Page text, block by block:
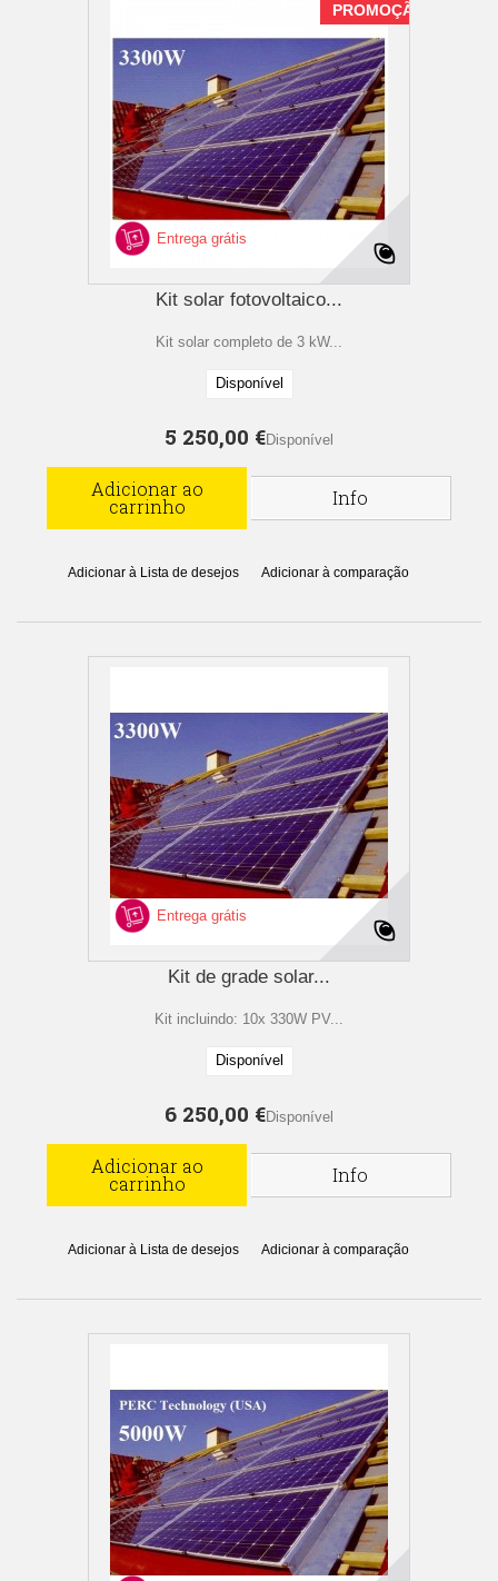
Entrega grátis
PROMOÇÃO
Kit solar fotovoltaico...
Kit solar completo de 3 kW...
Disponível
5 250,00 €Disponível
Adicionar ao
carrinho Info
Adicionar à Lista de desejos Adicionar à comparação
Entrega grátis
Kit de grade solar...
Kit incluindo: 10x 330W PV...
Disponível
6 250,00 €Disponível
Adicionar ao
carrinho Info
Adicionar à Lista de desejos Adicionar à comparação